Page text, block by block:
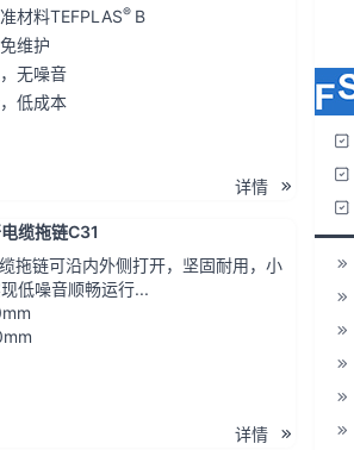
材料TEFPLAS® B
维护
无噪音
低成本
详情
缆拖链C31
拖链可沿内外侧打开，坚固耐用，小
低噪音顺畅运行...
详情